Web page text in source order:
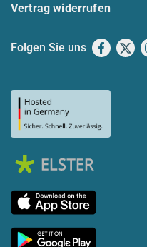
Vertrag widerrufen
Folgen Sie uns X